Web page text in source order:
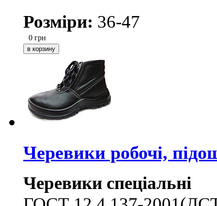
Розміри: 36-47
0 грн
Черевики робочі,
Черевики спеціальні